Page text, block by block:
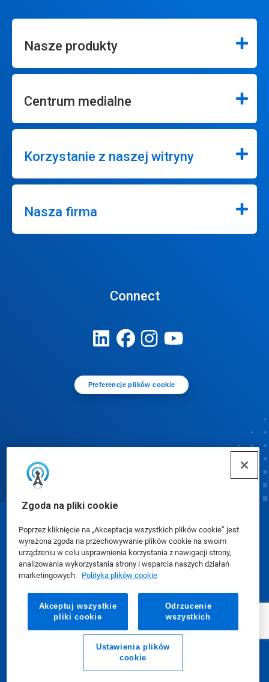
Zgoda na pliki cookie
Poprzez kliknięcie na „Akceptacja wszystkich plików cookie” jest
wyrażona zgoda na przechowywanie plików cookie na swoim
urządzeniu w celu usprawnienia korzystania z nawigacji strony,
analizowania wykorzystania strony i wsparcia naszych działań
marketingowych. Polityka plików cookie
Akceptuj wszystkie
pliki cookie
Odrzucenie
wszystkich
Ustawienia plików
cookie
Nasze produkty
Centrum medialne
Korzystanie z naszej witryny
Nasza firma
Connect
Preferencje plików cookie
E-mail Zadzwoń do nas
© Ecolab Inc. 2025
Karty charakterystyki (SDS)|Polityka prywatności
Warunki użytkowania